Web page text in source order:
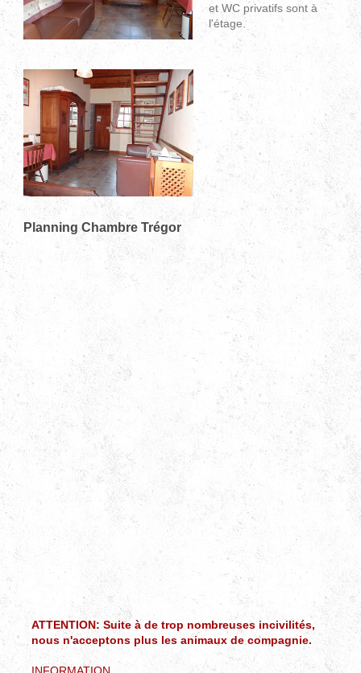
et WC privatifs sont à
l'étage.
Planning Chambre Trégor
ATTENTION: Suite à de trop nombreuses incivilités,
nous n'acceptons plus les animaux de compagnie.
INFORMATION